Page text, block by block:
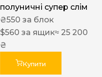
полуничні супер слім
₴550 за блок
$560 за ящик≈ 25 200
₴
Купити